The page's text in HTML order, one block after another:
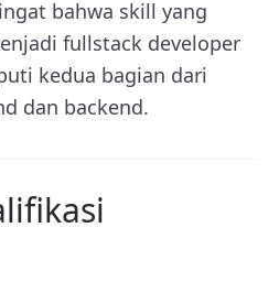
bahwa skill yang
fullstack developer
kedua bagian dari
dan backend.